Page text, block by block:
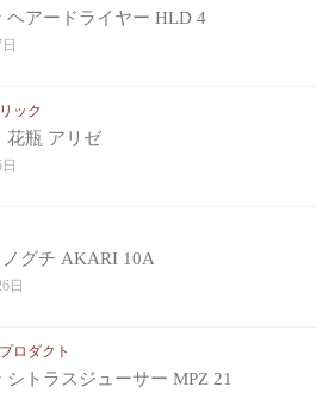
ヘアードライヤー HLD 4
ック
花瓶 アリゼ
グチ AKARI 10A
日
プロダクト
シトラスジューサー MPZ 21